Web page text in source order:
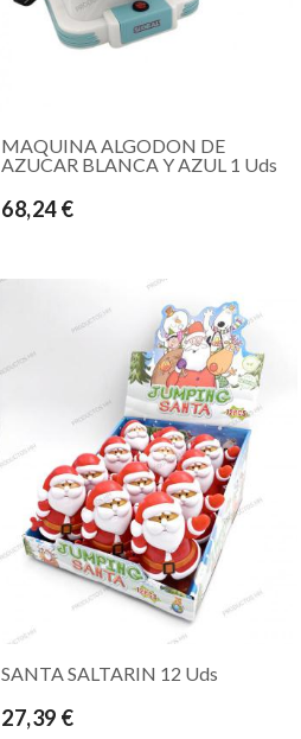
MAQUINA ALGODON DE
AZUCAR BLANCA Y AZUL 1 Uds
68,24 €
SANTA SALTARIN 12 Uds
27,39 €